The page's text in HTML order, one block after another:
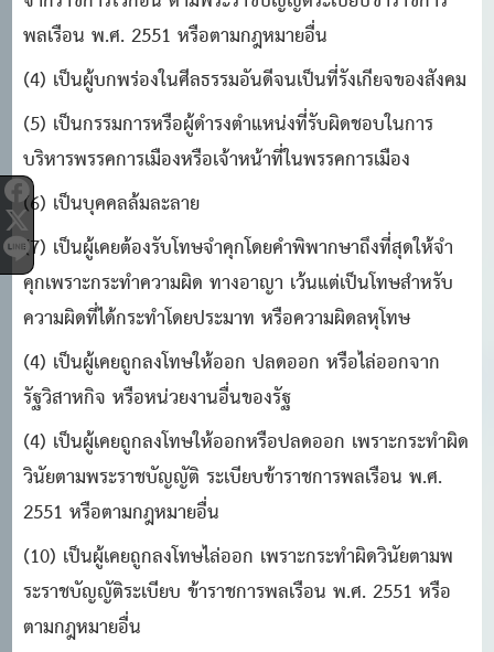
พลเรือน พ.ศ. 2551 หรือตามกฎหมายอื่น
(4) เป็นผู้บกพร่องในศีลธรรมอันดีจนเป็นที่รังเกียจของสังคม
(5) เป็นกรรมการหรือผู้ดํารงตําแหน่งที่รับผิดชอบในการ
บริหารพรรคการเมืองหรือเจ้าหน้าที่ในพรรคการเมือง
(6) เป็นบุคคลล้มละลาย
(7) เป็นผู้เคยต้องรับโทษจําคุกโดยคําพิพากษาถึงที่สุดให้จํา
คุกเพราะกระทําความผิด ทางอาญา เว้นแต่เป็นโทษสําหรับ
ความผิดที่ได้กระทําโดยประมาท หรือความผิดลหุโทษ
(4) เป็นผู้เคยถูกลงโทษให้ออก ปลดออก หรือไล่ออกจาก
รัฐวิสาหกิจ หรือหน่วยงานอื่นของรัฐ
(4) เป็นผู้เคยถูกลงโทษให้ออกหรือปลดออก เพราะกระทําผิด
วินัยตามพระราชบัญญัติ ระเบียบข้าราชการพลเรือน พ.ศ.
2551 หรือตามกฎหมายอื่น
(10) เป็นผู้เคยถูกลงโทษไล่ออก เพราะกระทําผิดวินัยตามพ
ระราชบัญญัติระเบียบ ข้าราชการพลเรือน พ.ศ. 2551 หรือ
ตามกฎหมายอื่น